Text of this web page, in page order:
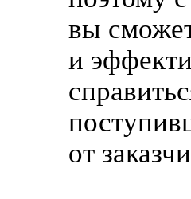
вы
и
от